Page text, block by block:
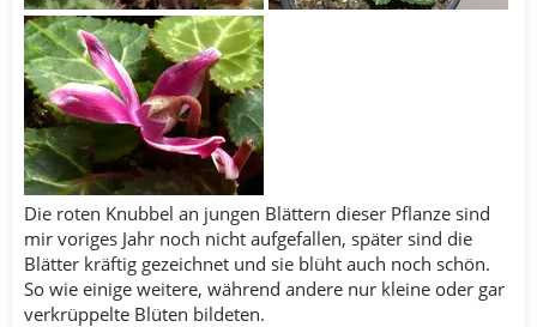
Die roten Knubbel an jungen Blättern dieser Pflanze sind
mir voriges Jahr noch nicht aufgefallen, später sind die
Blätter kräftig gezeichnet und sie blüht auch noch schön.
So wie einige weitere, während andere nur kleine oder gar
verkrüppelte Blüten bildeten.